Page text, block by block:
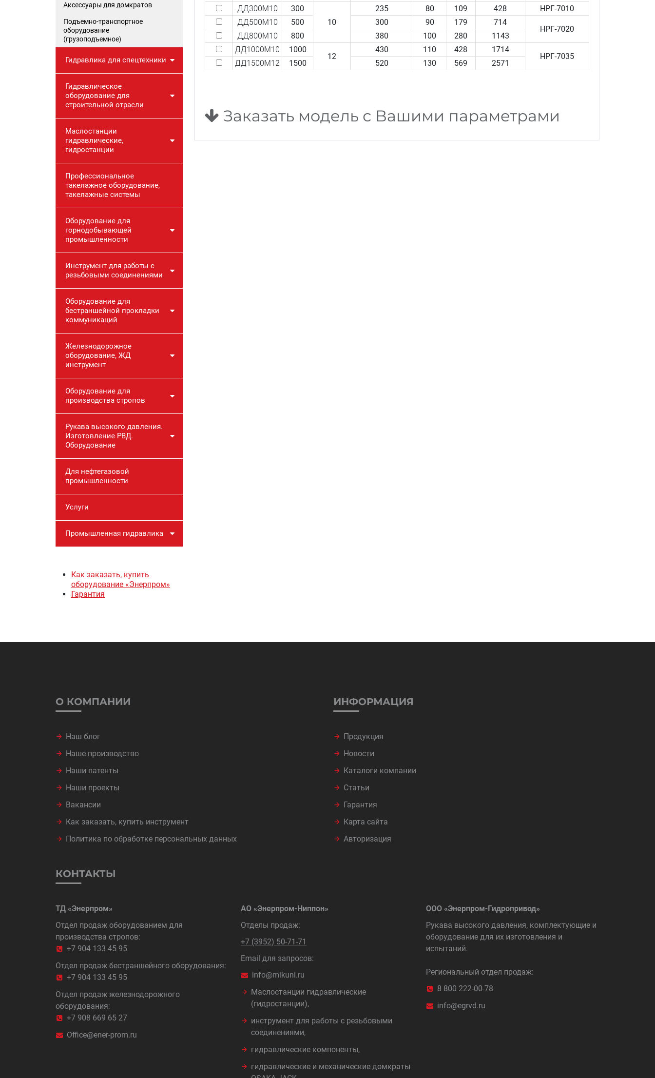
ДД300М10
300
10
235 80 109 428
НРГ-7010
ДД500М10
500 300 90 179 714
НРГ-7020
ДД800М10 800 380 100 280
1143
ДД1000М10
1000
12
430 110 428 1714
НРГ-7035
ДД1500М12 1500 520 130 569 2571
Заказать модель с Вашими параметрами
Аксессуары для домкратов
Подъемно-транспортное
оборудование
(грузоподъемное)
Гидравлика для спецтехники
Гидравлическое
оборудование для
строительной отрасли
Маслостанции
гидравлические,
гидростанции
Профессиональное
такелажное оборудование,
такелажные системы
Оборудование для
горнодобывающей
промышленности
Инструмент для работы с
резьбовыми соединениями
Оборудование для
бестраншейной прокладки
коммуникаций
Железнодорожное
оборудование, ЖД
инструмент
Оборудование для
производства стропов
Рукава высокого давления.
Изготовление РВД.
Оборудование
Для нефтегазовой
промышленности
Услуги
Промышленная гидравлика
Как заказать, купить
оборудование «Энерпром»
Гарантия
О КОМПАНИИ
Наш блог
Наше производство
Наши патенты
Наши проекты
Вакансии
Как заказать, купить инструмент
Политика по обработке персональных данных
ИНФОРМАЦИЯ
Продукция
Новости
Каталоги компании
Статьи
Гарантия
Карта сайта
Авторизация
КОНТАКТЫ
ТД «Энерпром»
Отдел продаж оборудованием для
производства стропов:
+7 904 133 45 95
Отдел продаж бестраншейного оборудования:
+7 904 133 45 95
Отдел продаж железнодорожного
оборудования:
+7 908 669 65 27
Office@ener-prom.ru
АО «Энерпром-Ниппон»
Отделы продаж:
+7 (3952) 50-71-71
Email для запросов:
info@mikuni.ru
Маслостанции гидравлические
(гидростанции),
инструмент для работы с резьбовыми
соединениями,
гидравлические компоненты,
гидравлические и механические домкраты
ООО «Энерпром-Гидропривод»
Рукава высокого давления, комплектующие и
оборудование для их изготовления и
испытаний.
Региональный отдел продаж:
8 800 222-00-78
info@egrvd.ru